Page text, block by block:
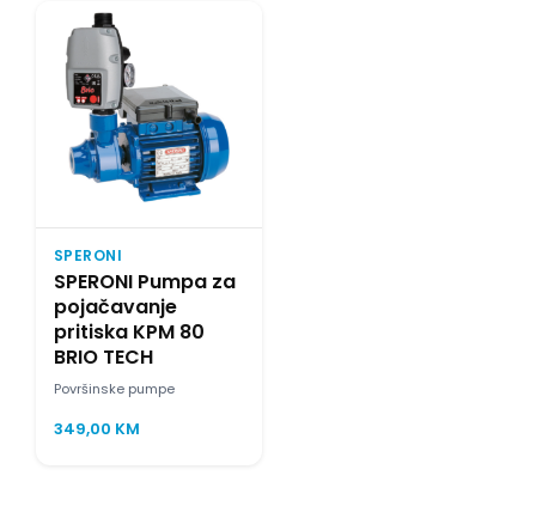
SPERONI
SPERONI Pumpa za
pojačavanje
pritiska KPM 80
BRIO TECH
Površinske pumpe
349,00 KM